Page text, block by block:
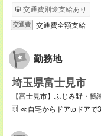
交通費別途支給あり
交通費 交通費全額支給
勤務地
埼玉県富士見市
【富士見市】ふじみ野・鶴
≪自宅からドアtoドアで